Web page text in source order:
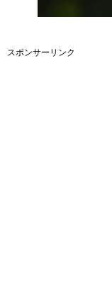
スポンサーリンク